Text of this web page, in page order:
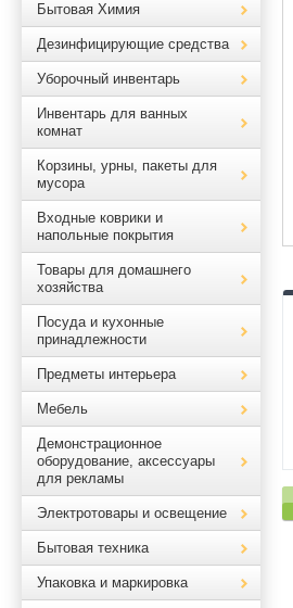
Бытовая Химия
Дезинфицирующие средства
Уборочный инвентарь
Инвентарь для ванных
комнат
Корзины, урны, пакеты для
мусора
Входные коврики и
напольные покрытия
Товары для домашнего
хозяйства
Посуда и кухонные
принадлежности
Предметы интерьера
Мебель
Демонстрационное
оборудование, аксессуары
для рекламы
Электротовары и освещение
Бытовая техника
Упаковка и маркировка